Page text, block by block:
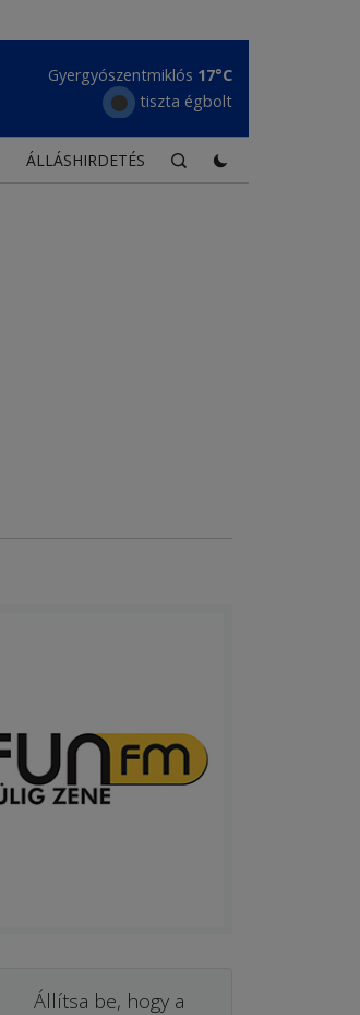
Gyergyószentmiklós 17°C
tiszta égbolt
ÁLLÁSHIRDETÉS
Állítsa be, hogy a